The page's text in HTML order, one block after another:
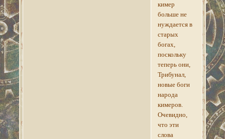
кимер
больше не
нуждается в
старых
богах,
поскольку
теперь они,
Трибунал,
новые боги
народа
кимеров.
Очевидно,
что эти
слова